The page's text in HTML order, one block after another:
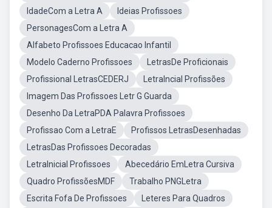
IdadeCom a Letra A
Ideias Profissoes
PersonagesCom a Letra A
Alfabeto Profissoes Educacao Infantil
Modelo Caderno Profissoes
LetrasDe Proficionais
Profissional LetrasCEDERJ
LetraIncial Profissões
Imagem Das Profissoes Letr G Guarda
Desenho Da LetraPDA Palavra Profissoes
Profissao Com a LetraE
Profissos LetrasDesenhadas
LetrasDas Profissoes Decoradas
LetraInicial Profissoes
Abecedário EmLetra Cursiva
Quadro ProfissõesMDF
Trabalho PNGLetra
Escrita Fofa De Profissoes
Leteres Para Quadros